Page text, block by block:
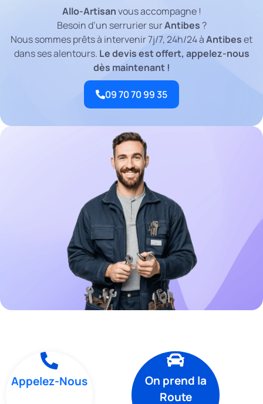
Allo-Artisanvous accompagne !
Besoin d’un serrurier surAntibes ?
Nous sommes prêts à intervenir 7j/7, 24h/24 àAntibeset
dans ses alentours. Le devis est offert, appelez-nous
dès maintenant !
09 70 70 99 35
Appelez-Nous
On prend la
Route